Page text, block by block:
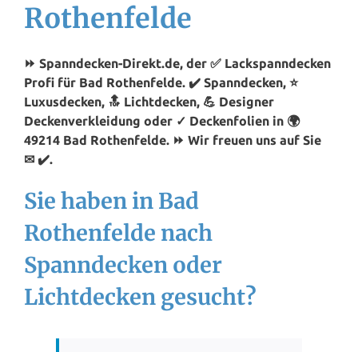
Rothenfelde
⏩ Spanndecken-Direkt.de, der ✅ Lackspanndecken
Profi für Bad Rothenfelde. ✔️ Spanndecken, ⭐
Luxusdecken, 🔝 Lichtdecken, 💪 Designer
Deckenverkleidung oder ✓ Deckenfolien in 🌍
49214 Bad Rothenfelde. ⏩ Wir freuen uns auf Sie
✉ ✔️.
Sie haben in Bad
Rothenfelde nach
Spanndecken oder
Lichtdecken gesucht?